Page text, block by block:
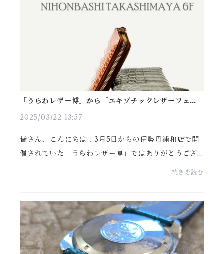
「うらわレザー博」から「エキゾチックレザーフェ
2025/03/22 13:57
皆さん、こんにちは！3月5日からの伊勢丹浦和店で開
催されていた「うらわレザー博」ではありがとうござ
いました！！久しぶりの催事（POPUP）参加で、バタ
続きを読む